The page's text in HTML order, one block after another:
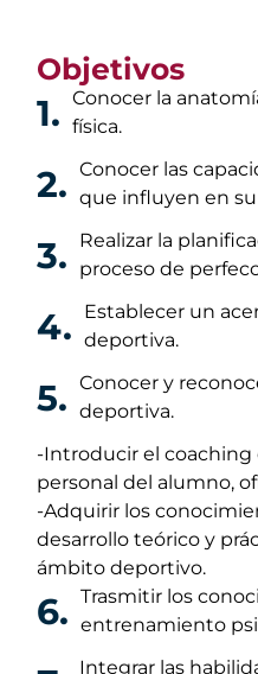
Objetivos
1. Conocer la
física.
2. Conocer las
que influyen en
3.
Realizar la
proceso de
4.
Establecer un
deportiva.
5. Conocer y
deportiva.
-Introducir el
personal del alumno,
-Adquirir los
desarrollo teórico y
ámbito deportivo.
6. Trasmitir los
entrenamiento
Integrar las